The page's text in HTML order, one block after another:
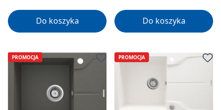
Do koszyka Do koszyka
PROMOCJA PROMOCJA